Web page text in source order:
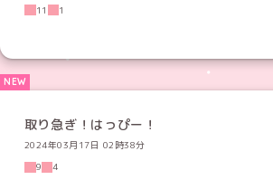
11
1
取り急ぎ！はっぴー！
2024年03月17日 02時38分
9
4